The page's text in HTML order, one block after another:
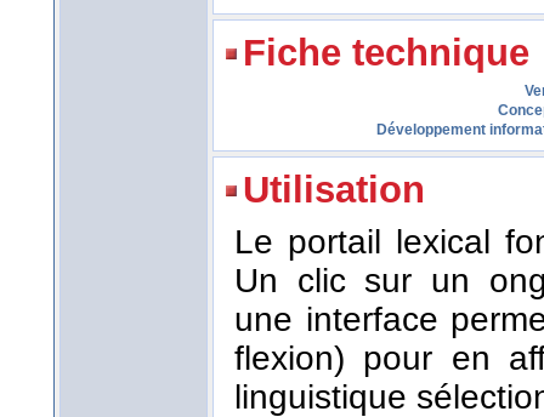
Fiche technique
Développement
Utilisation
Le portail lexical
Un clic sur un
une interface
flexion) pour en
linguistique